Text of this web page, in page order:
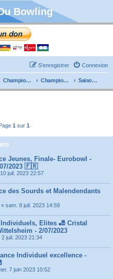
Bowling
Connexion
S’enregistrer
Championnats de France Championnat Individuels Saison 2022/2023
1 sur 1
Jeunes, Finale- Eurobowl -
07/2023 🇫🇷
juil. 2023 22:57
des Sourds et Malendendants
« sam. 8 juil. 2023 14:59
Elites 🎳 Cristal
- 2/07/2023
2 juil. 2023 21:34
Individuel excellence -
7 juin 2023 10:52